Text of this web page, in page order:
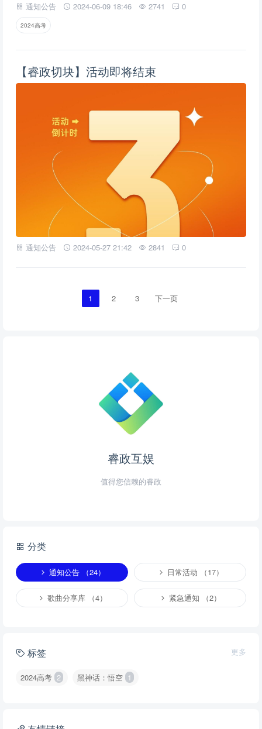
通知公告 2024-06-09 18:46 2741 0
2024高考
【睿政切块】活动即将结束
通知公告 2024-05-27 21:42 2841 0
1 2 3 下一页
睿政互娱
值得您信赖的睿政
分类
通知公告 （24） 日常活动 （17）
歌曲分享库 （4） 紧急通知 （2）
标签 更多
2024高考 2 黑神话：悟空 1